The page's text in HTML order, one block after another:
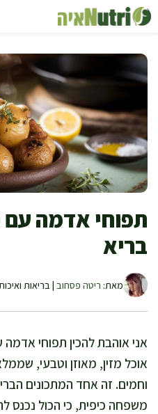
לדלג
לתוכן
תפוחי אדמה עם
בריא
מאת: ריטה פסחוב | בריאות
אני אוהבת להכין תפוחי
אוכל מזין, מאוזן וטבעי,
וחמים. זה אחד המתכונים
משפחה כיפית, כי הכול נכנס